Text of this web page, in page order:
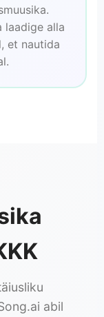
laadige alla
et nautida
abil